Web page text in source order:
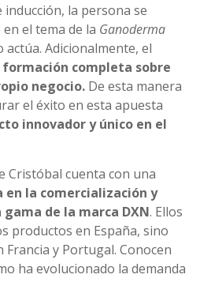
la persona se
el tema de la Ganoderma
actúa. Adicionalmente, el
formación completa sobre
negocio. De esta manera
el éxito en esta apuesta
innovador y único en el
Cristóbal cuenta con una
en la comercialización y
de la marca DXN. Ellos
productos en España, sino
y Portugal. Conocen
ha evolucionado la demanda